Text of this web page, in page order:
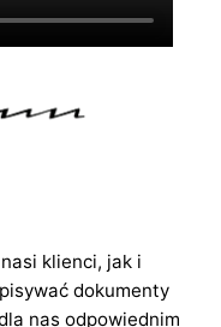
klienci, jak i
dokumenty
nas odpowiednim